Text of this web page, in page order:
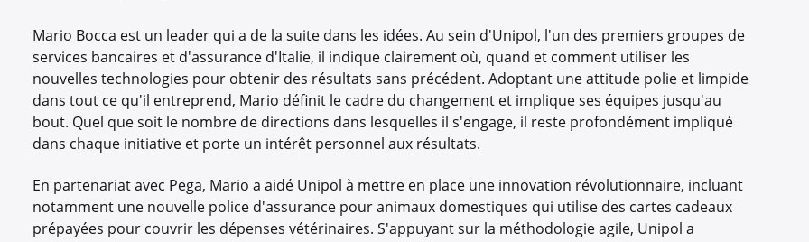
Mario Bocca est un leader qui a de la suite dans les idées. Au sein d'Unipol, l'un des premiers groupes de
services bancaires et d'assurance d'Italie, il indique clairement où, quand et comment utiliser les
nouvelles technologies pour obtenir des résultats sans précédent. Adoptant une attitude polie et limpide
dans tout ce qu'il entreprend, Mario définit le cadre du changement et implique ses équipes jusqu'au
bout. Quel que soit le nombre de directions dans lesquelles il s'engage, il reste profondément impliqué
dans chaque initiative et porte un intérêt personnel aux résultats.
En partenariat avec Pega, Mario a aidé Unipol à mettre en place une innovation révolutionnaire, incluant
notamment une nouvelle police d'assurance pour animaux domestiques qui utilise des cartes cadeaux
prépayées pour couvrir les dépenses vétérinaires. S'appuyant sur la méthodologie agile, Unipol a